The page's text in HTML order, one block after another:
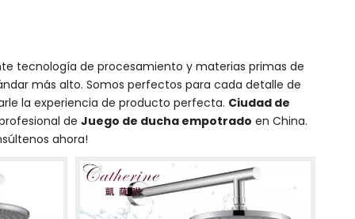
tecnología de procesamiento y materias primas de
más alto. Somos perfectos para cada detalle de
la experiencia de producto perfecta. Ciudad de
de Juego de ducha empotrado en China.
ahora!